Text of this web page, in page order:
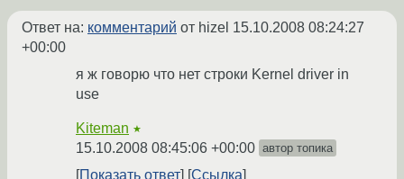
Ответ на: комментарий от hizel 15.10.2008 08:24:27
+00:00
я ж говорю что нет строки Kernel driver in
use
Kiteman ★
15.10.2008 08:45:06 +00:00 автор топика
Показать ответ Ссылка